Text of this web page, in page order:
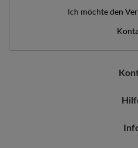
Ich möchte den